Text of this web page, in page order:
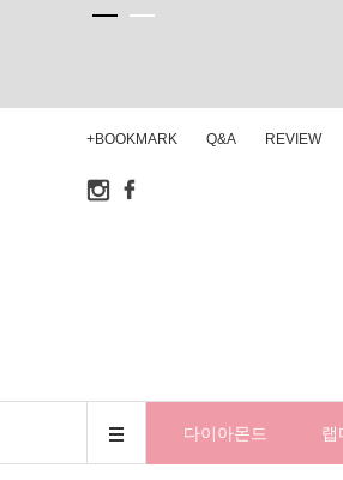
+BOOKMARK Q&A REVIEW
다이아몬드 랩